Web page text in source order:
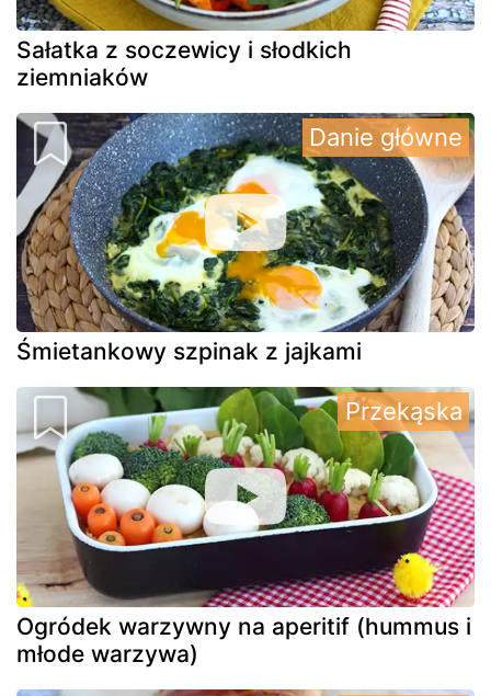
Sałatka z soczewicy i słodkich
ziemniaków
Śmietankowy szpinak z jajkami
Danie główne
Ogródek warzywny na aperitif (hummus i
młode warzywa)
Przekąska